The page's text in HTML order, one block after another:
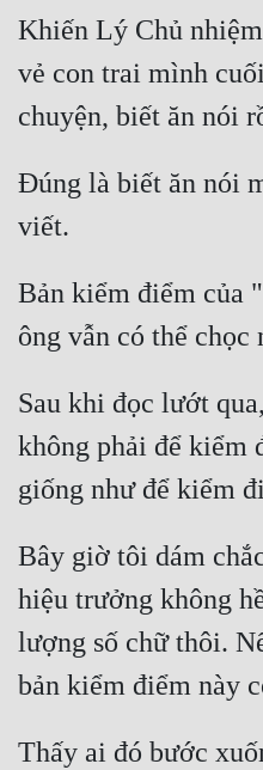
Võ Hiệp
Võng Du
Xuyên Không
Xuyên Sách
Điền Văn
Đô Thị
Đông Phương
Đông Phương Huyền Huyễn
Đồng Nhân
Cẩu Đạo Trường Sinh
Ngự Thú
Truyện Nam
Khiến Lý Chủ
vẻ con trai mình
Đúng là biết ăn nói
Bản kiểm điểm của
Sau khi đọc lướt
không phải để kiểm
Bây giờ tôi dám
hiệu trưởng không
lượng số chữ thôi.
Thấy ai đó bước